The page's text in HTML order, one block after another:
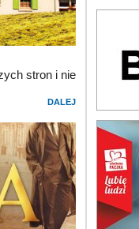
stron i nie
DALEJ